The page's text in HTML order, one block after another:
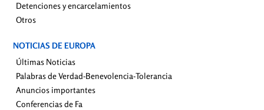
Detenciones y encarcelamientos
Otros
NOTICIAS DE EUROPA
Últimas Noticias
Palabras de Verdad-Benevolencia-Tolerancia
Anuncios importantes
Conferencias de Fa